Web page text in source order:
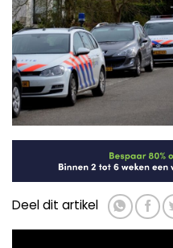
Deel dit artikel